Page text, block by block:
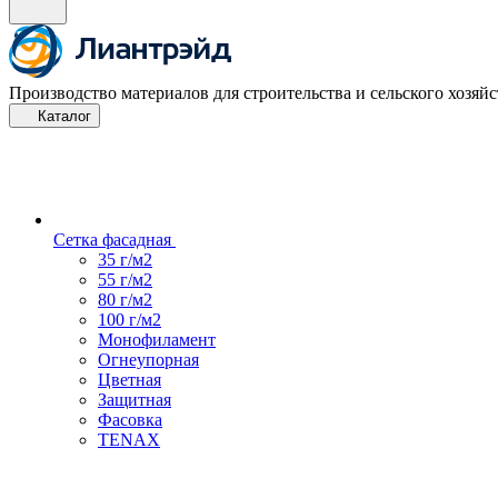
Производство материалов для строительства и сельского
Каталог
Сетка фасадная
35 г/м2
55 г/м2
80 г/м2
100 г/м2
Монофиламент
Огнеупорная
Цветная
Защитная
Фасовка
TENAX